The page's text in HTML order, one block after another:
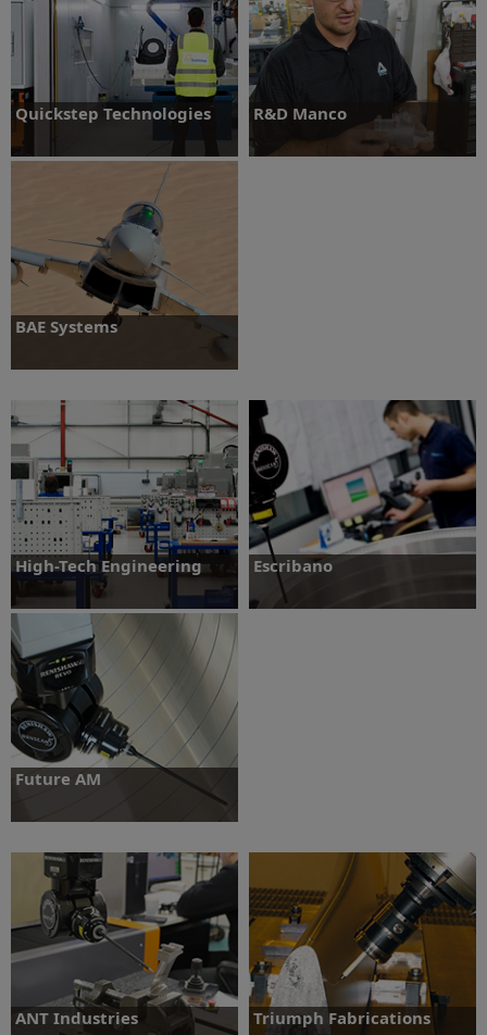
Více informací
Quickstep Technologies
Více informací
R&D Manco
BAE Systems
Více informací
High-Tech Engineering
Více informací
Escribano
Future AM
Více informací
ANT Industries Triumph Fabrications